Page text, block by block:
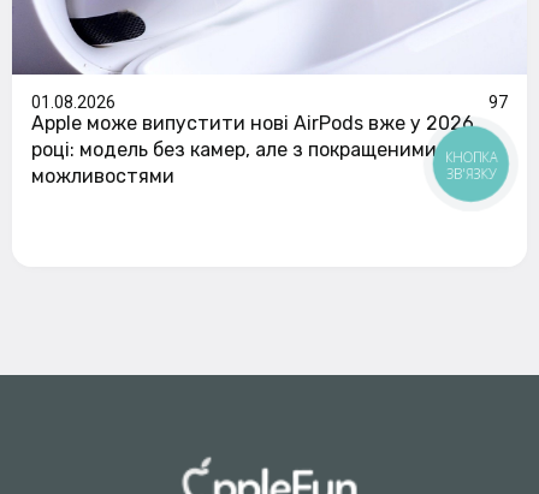
01.08.2026 97
Apple може випустити нові AirPods вже у 2026
році: модель без камер, але з покращеними
можливостями
КНОПКА
ЗВ'ЯЗКУ